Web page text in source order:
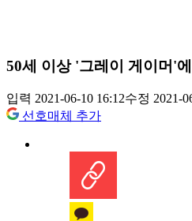
50세 이상 '그레이 게이머'
입력 2021-06-10 16:12수정 2021-
선호매체 추가